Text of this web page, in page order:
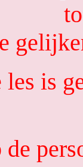
les is
de